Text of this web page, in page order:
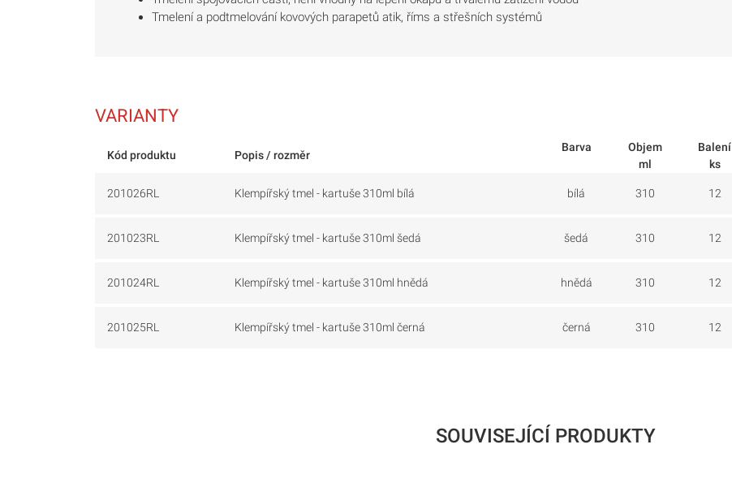
Tmelení a podtmelování kovových parapetů atik, říms a střešních systémů
VARIANTY
Kód produktu Popis / rozměr
Barva Objem Balení
ml ks
201026RL Klempířský tmel - kartuše 310ml bílá bílá 310 12
201023RL Klempířský tmel - kartuše 310ml šedá šedá 310 12
201024RL Klempířský tmel - kartuše 310ml hnědá hnědá 310 12
201025RL Klempířský tmel - kartuše 310ml černá černá 310 12
SOUVISEJÍCÍ PRODUKTY